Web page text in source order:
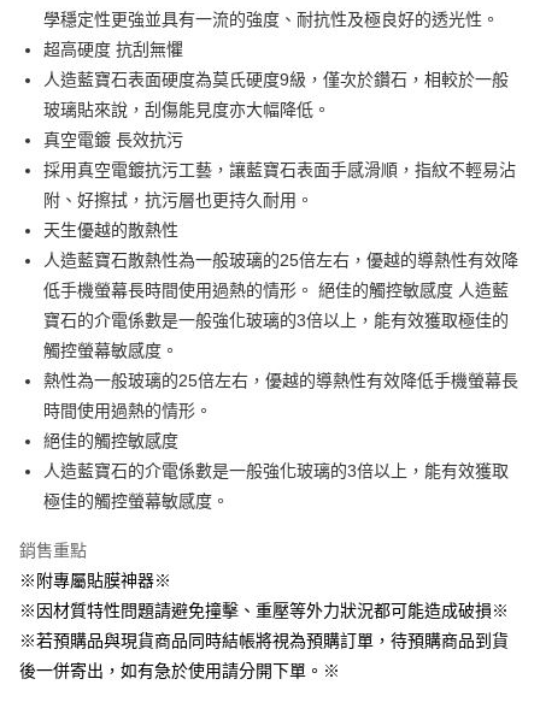
１．簡單：不需註冊會員、不需綁卡、不需儲值。
２．便利：只要手機號碼，簡訊認證，即可結帳。
３．安心：先確認商品／服務後，再付款。
【「AFTEE先享後付」結帳流程】
１．於結帳方式選擇「AFTEE先享後付」後，將跳轉至「AFTEE先享後付」
結帳頁面，進行簡訊認證並確認金額後，即可完成結帳。
２．訂單成立數日內，您將收到繳費通知簡訊。
３．收到繳費通知簡訊後14天內，點擊此簡訊中的連結，可透過四大超商／
ATM／網路銀行／等多元方式進行付款，方視為交易完成。
購買商品的店家。未經商家同意取消之訂單仍視為有效，需透過AFTEE先享
後付繳納相關費用。
※ 交易是否成功請以「AFTEE先享後付 」之結帳頁面顯示為準，若有關於
是否繳費成功／繳費後需取消欲退款等相關疑問，請聯繫「AFTEE先享後付
客戶支援中心」https://netprotections.freshdesk.com/support/home
１．透過由恩沛科技股份有限公司提供之「AFTEE先享後付」服務完成之交
易，需依本服務之必要範圍內提供個人資料，並將交易相關給付款項請求債
權轉讓予恩沛科技股份有限公司。
２．關於個人資料處理事宜，請瀏覽以下網址：
https://aftee.tw/terms/#terms3
「AFTEE先享後付」，若未經同意申辦者引起之損失，本公司不負相關責
任。
４．使用「AFTEE先享後付」時，將依據個別帳號之用戶狀況，依本公司即
時審查核予不同之上限額度；若仍有額度不足之情形，本公司將視審查結果
請求用戶進行身份認證。
恩沛科技股份有限公司將有權停止該用戶之使用額度並採取法律行動。
運送方式
全家取貨付款
每筆NT$60，滿NT$499(含以上)免運費
每筆NT$60，滿NT$499(含以上)免運費
7-11取貨付款
每筆NT$60，滿NT$499(含以上)免運費
付款後7-11取貨
每筆NT$60，滿NT$499(含以上)免運費
宅配
每筆NT$63，滿NT$499(含以上)免運費
離島配送
每筆NT$100
學穩定性更強並具有一流的強度、耐抗性及極良好的透光性。
超高硬度 抗刮無懼
人造藍寶石表面硬度為莫氏硬度9級，僅次於鑽石，相較於一般
玻璃貼來說，刮傷能見度亦大幅降低。
真空電鍍 長效抗污
採用真空電鍍抗污工藝，讓藍寶石表面手感滑順，指紋不輕易沾
附、好擦拭，抗污層也更持久耐用。
天生優越的散熱性
人造藍寶石散熱性為一般玻璃的25倍左右，優越的導熱性有效降
低手機螢幕長時間使用過熱的情形。 絕佳的觸控敏感度 人造藍
寶石的介電係數是一般強化玻璃的3倍以上，能有效獲取極佳的
觸控螢幕敏感度。
熱性為一般玻璃的25倍左右，優越的導熱性有效降低手機螢幕長
時間使用過熱的情形。
絕佳的觸控敏感度
人造藍寶石的介電係數是一般強化玻璃的3倍以上，能有效獲取
極佳的觸控螢幕敏感度。
銷售重點
※附專屬貼膜神器※
※因材質特性問題請避免撞擊、重壓等外力狀況都可能造成破損※
※若預購品與現貨商品同時結帳將視為預購訂單，待預購商品到貨
後一併寄出，如有急於使用請分開下單。※